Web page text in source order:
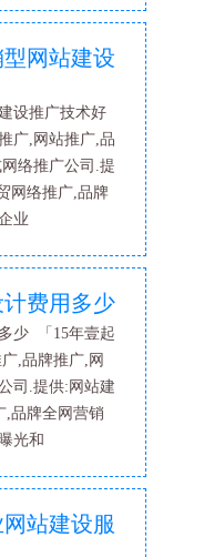
网站建设
设推广技术好
广,网站推广,品
络推广公司.提
网络推广,品牌
业
费用多少
少 「15年壹起
,品牌推广,网
司.提供:网站建
,品牌全网营销
光和
站建设服